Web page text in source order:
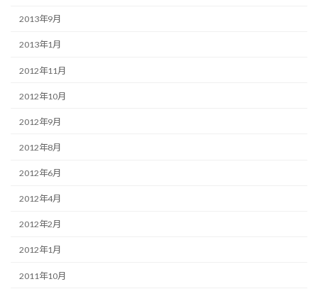
2013年9月
2013年1月
2012年11月
2012年10月
2012年9月
2012年8月
2012年6月
2012年4月
2012年2月
2012年1月
2011年10月